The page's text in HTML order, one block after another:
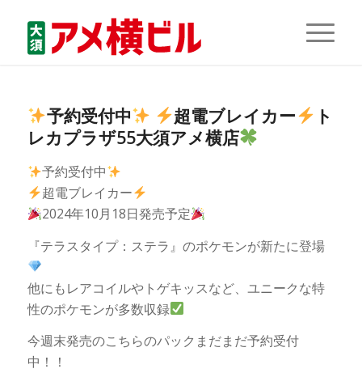
予約受付中 超電ブレイカー
ト
レカプラザ55大須アメ横店
予約受付中
超電ブレイカー
2024年10月18日発売予定
『テラスタイプ：ステラ』のポケモンが新たに登場
他にもレアコイルやトゲキッスなど、ユニークな特
性のポケモンが多数収録
今週末発売のこちらのパックまだまだ予約受付
中！！